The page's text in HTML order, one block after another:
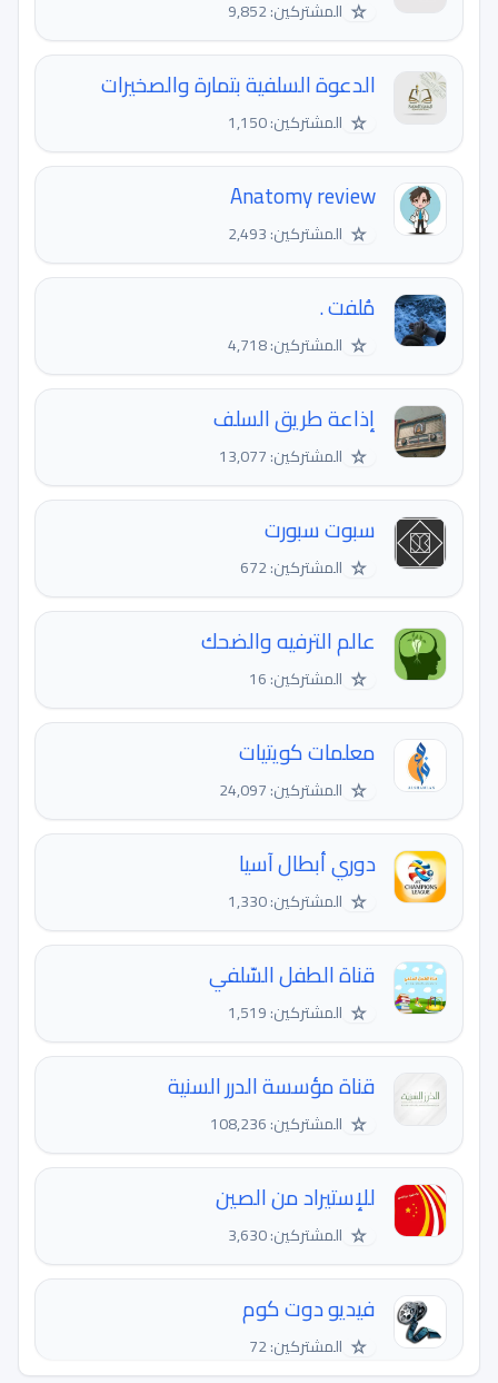
☆ المشتركين: 9,852
الدعوة السلفية بتمارة والصخيرات
☆ المشتركين: 1,150
Anatomy review
☆ المشتركين: 2,493
‏مُلفت .
☆ المشتركين: 4,718
إذاعة طريق السلف
☆ المشتركين: 13,077
سبوت سبورت
☆ المشتركين: 672
عالم الترفيه والضحك
☆ المشتركين: 16
معلمات كويتيات
☆ المشتركين: 24,097
دوري أبطال آسيا
☆ المشتركين: 1,330
قناة الطفل السّلفي
☆ المشتركين: 1,519
قناة مؤسسة الدرر السنية
☆ المشتركين: 108,236
للإستيراد من الصين
☆ المشتركين: 3,630
فيديو دوت كوم
☆ المشتركين: 72